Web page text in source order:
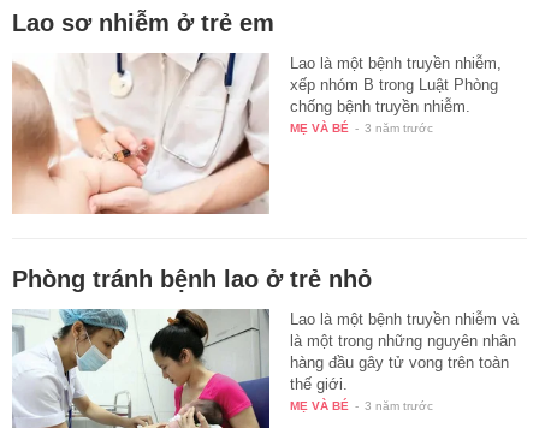
Lao sơ nhiễm ở trẻ em
Lao là một bệnh truyền nhiễm,
xếp nhóm B trong Luật Phòng
chống bệnh truyền nhiễm.
MẸ VÀ BÉ - 3 năm trước
Phòng tránh bệnh lao ở trẻ nhỏ
Lao là một bệnh truyền nhiễm và
là một trong những nguyên nhân
hàng đầu gây tử vong trên toàn
thế giới.
MẸ VÀ BÉ - 3 năm trước